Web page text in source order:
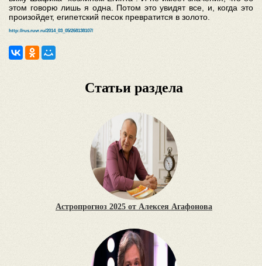
этом говорю лишь я одна. Потом это увидят все, и, когда это
произойдет, египетский песок превратится в золото.
http://rus.ruvr.ru/2014_03_05/268138107/
Статьи раздела
Астропрогноз 2025 от Алексея Агафонова